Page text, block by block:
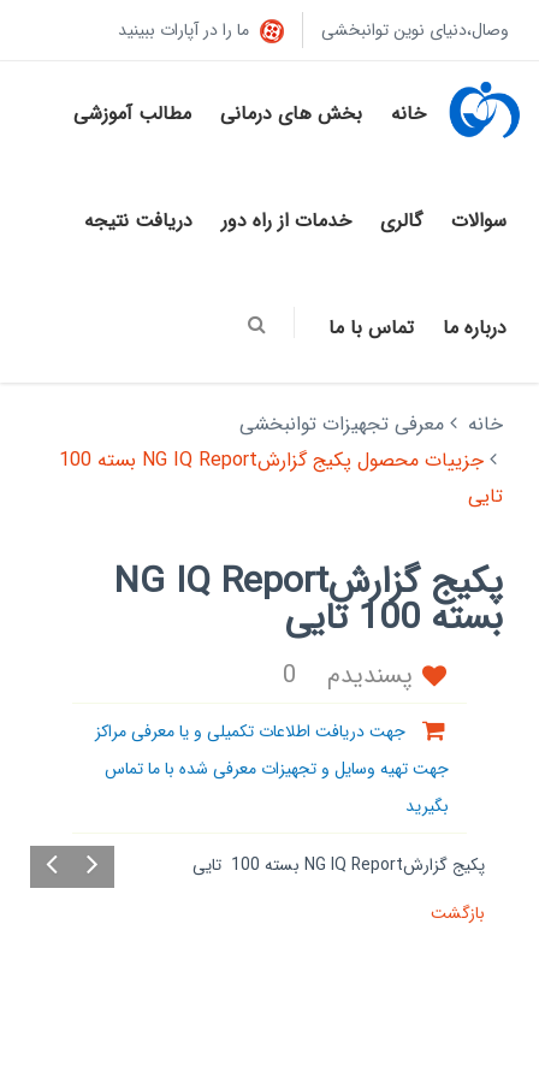
وصال،دنیای نوین توانبخشی ما را در آپارات ببینید
خانه بخش های درمانی مطالب آموزشی
سوالات گالری خدمات از راه دور دریافت نتیجه
درباره ما تماس با ما
خانه
معرفی تجهیزات توانبخشی
جزییات محصول پکیج گزارشNG IQ Report بسته 100
تایی
پکیج گزارشNG IQ Report
بسته 100 تایی
پسندیدم 0
جهت دریافت اطلاعات تکمیلی و یا معرفی مراکز
جهت تهیه وسایل و تجهیزات معرفی شده با ما تماس
بگیرید
پکیج گزارشNG IQ Report بسته 100 تایی
بازگشت